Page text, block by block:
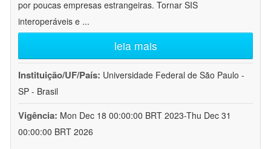
por poucas empresas estrangeiras. Tornar SIS
interoperáveis e ...
leia mais
Instituição/UF/País: Universidade Federal de São Paulo -
SP - Brasil
Vigência: Mon Dec 18 00:00:00 BRT 2023-Thu Dec 31
00:00:00 BRT 2026